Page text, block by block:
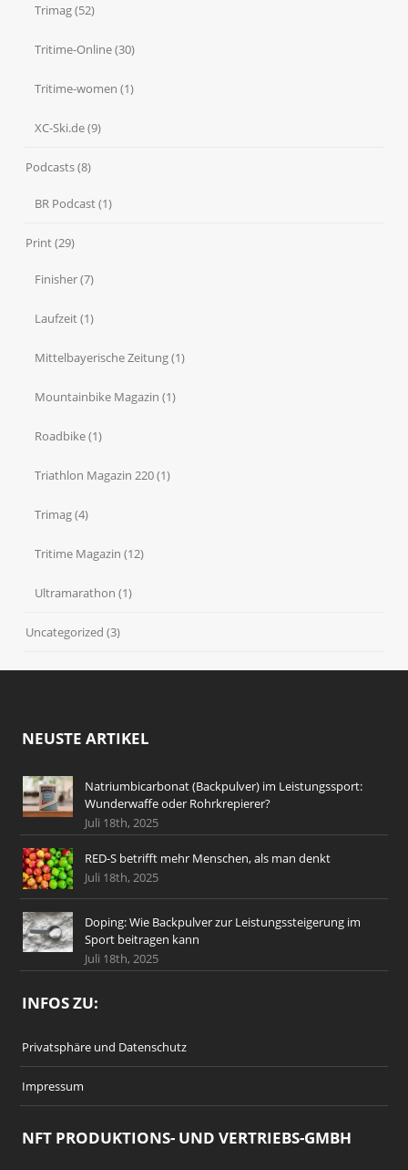
Trimag(52)
Tritime-Online(30)
Tritime-women (1)
XC-Ski.de(9)
Podcasts(8)
BR Podcast(1)
Print(29)
Finisher(7)
Laufzeit(1)
Mittelbayerische Zeitung(1)
Mountainbike Magazin (1)
Roadbike(1)
Triathlon Magazin 220(1)
Trimag(4)
Tritime Magazin (12)
Ultramarathon (1)
Uncategorized (3)
NEUSTE ARTIKEL
Natriumbicarbonat (Backpulver) im Leistungssport:
Wunderwaffe oder Rohrkrepierer?
Juli 18th, 2025
RED-S betrifft mehr Menschen, als man denkt
Juli 18th, 2025
Doping: Wie Backpulver zur Leistungssteigerung im
Sport beitragen kann
Juli 18th, 2025
INFOS ZU:
Privatsphäre und Datenschutz
Impressum
NFT PRODUKTIONS- UND VERTRIEBS-GMBH